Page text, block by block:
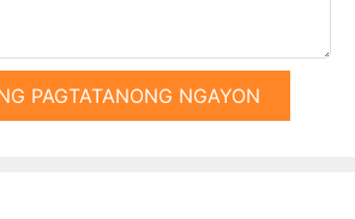
PAGTATANONG NGAYON